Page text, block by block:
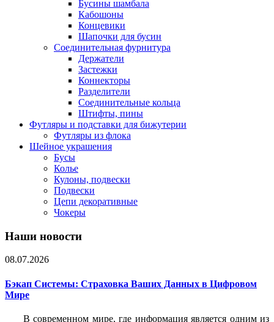
Бусины шамбала
Кабошоны
Концевики
Шапочки для бусин
Соединительная фурнитура
Держатели
Застежки
Коннекторы
Разделители
Соединительные кольца
Штифты, пины
Футляры и подставки для бижутерии
Футляры из флока
Шейное украшения
Бусы
Колье
Кулоны, подвески
Подвески
Цепи декоративные
Чокеры
Наши новости
08.07.2026
Бэкап Системы: Страховка Ваших Данных в Цифровом
Мире
В современном мире, где информация является одним из